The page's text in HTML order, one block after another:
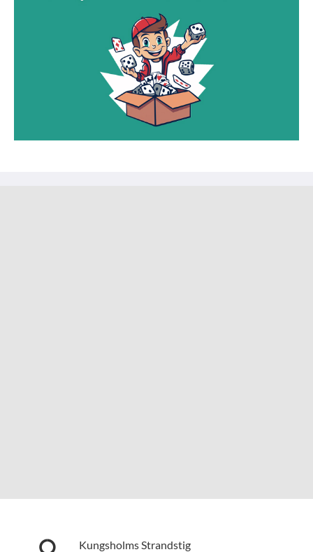
Kungsholms Strandstig